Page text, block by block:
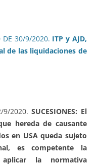
DE 30/9/2020. ITP y AJD,
de las liquidaciones de
9/2020.SUCESIONES: El
hereda de causante
en USA queda sujeto
es competente la
la normativa